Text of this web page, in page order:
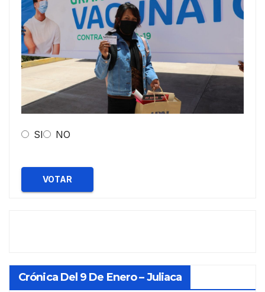
SI NO
VOTAR
Crónica Del 9 De Enero – Juliaca